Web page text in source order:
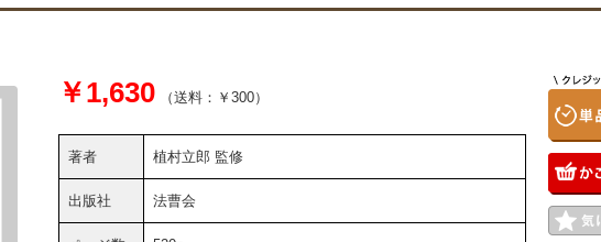
￥1,630 （送料：￥300）
著者 植村立郎 監修
出版社 法曹会